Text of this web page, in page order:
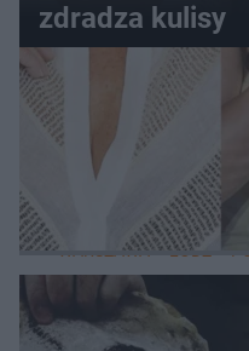
zdradza kulisy
LOKALNE
WARSZAWA ŁÓDŹ